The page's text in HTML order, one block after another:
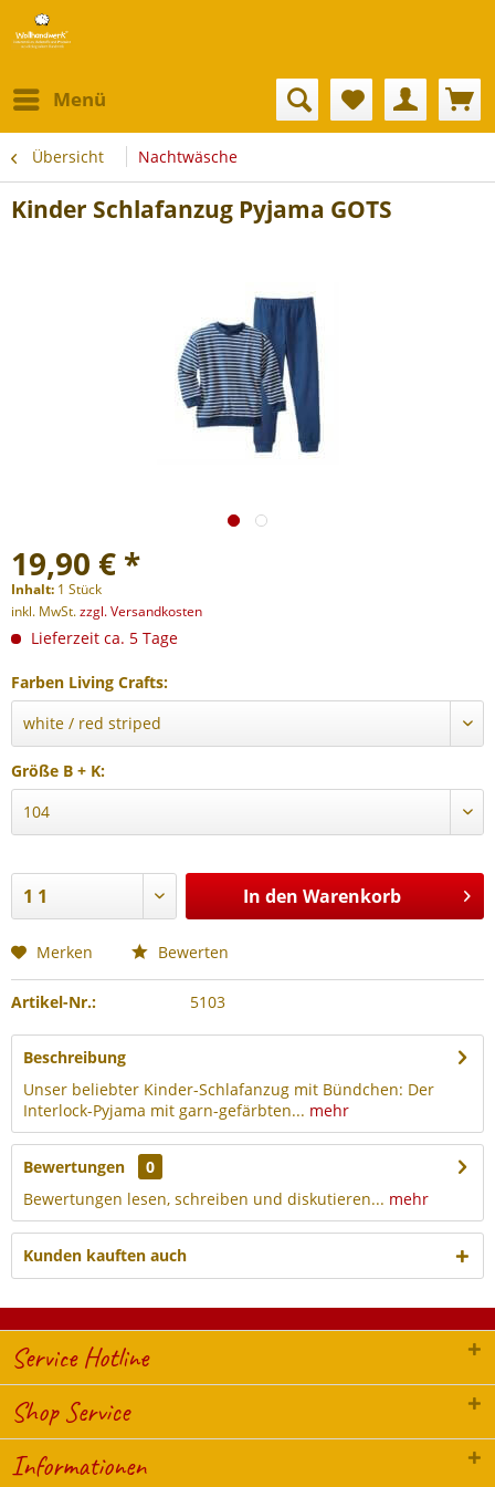
Menü
Übersicht Nachtwäsche
Kinder Schlafanzug Pyjama GOTS
19,90 € *
Inhalt: 1 Stück
inkl. MwSt.zzgl. Versandkosten
Lieferzeit ca. 5 Tage
Farben Living Crafts:
Größe B + K:
In den Warenkorb
Merken Bewerten
Artikel-Nr.: 5103
Beschreibung
Unser beliebter Kinder-Schlafanzug mit Bündchen: Der
Interlock-Pyjama mit garn-gefärbten... mehr
Bewertungen
0
Bewertungen lesen, schreiben und diskutieren... mehr
Kunden kauften auch
Service Hotline
Shop Service
Informationen